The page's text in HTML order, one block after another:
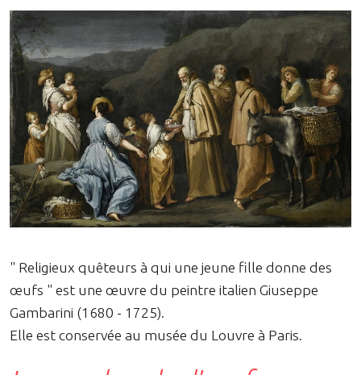
" Religieux quêteurs à qui une jeune fille donne des
œufs " est une œuvre du peintre italien Giuseppe
Gambarini (1680 - 1725).
Elle est conservée au musée du Louvre à Paris.